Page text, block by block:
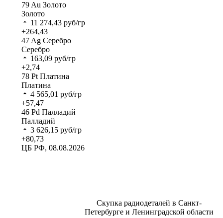
79Au Золото
Золото
11 274,43 руб/гр
+264,43
47Ag Серебро
Серебро
163,09 руб/гр
+2,74
78 Pt Платина
Платина
4 565,01 руб/гр
+57,47
46 Pd Палладий
Палладий
3 626,15 руб/гр
+80,73
ЦБ РФ, 08.08.2026
Скупка радиодеталей в Санкт-
Петербурге и Ленинградской области